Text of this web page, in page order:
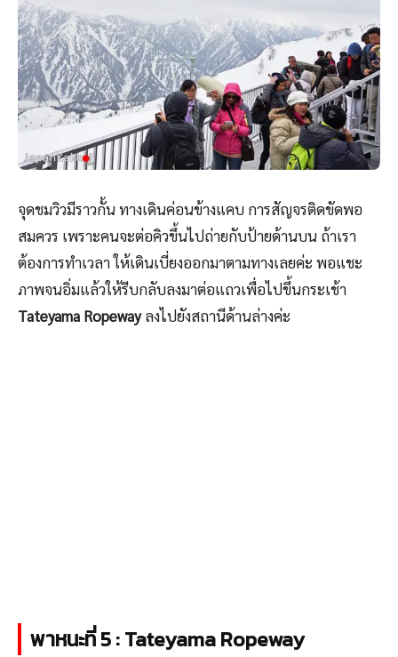
จุดชมวิวมีราวกั้น ทางเดินค่อนข้างแคบ การสัญจรติดขัดพอ
สมควร เพราะคนจะต่อคิวขึ้นไปถ่ายกับป้ายด้านบน ถ้าเรา
ต้องการทำเวลา ให้เดินเบี่ยงออกมาตามทางเลยค่ะ พอแชะ
ภาพจนอิ่มแล้วให้รีบกลับลงมาต่อแถวเพื่อไปขึ้นกระเช้า
Tateyama Ropewayลงไปยังสถานีด้านล่างค่ะ
พาหนะที่ 5 : Tateyama Ropeway